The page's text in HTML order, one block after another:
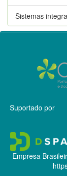
Sistemas
Suportado por
Empresa